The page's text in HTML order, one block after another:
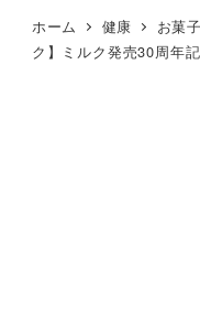
ホーム 健康 お菓子
ク】ミルク発売30周年